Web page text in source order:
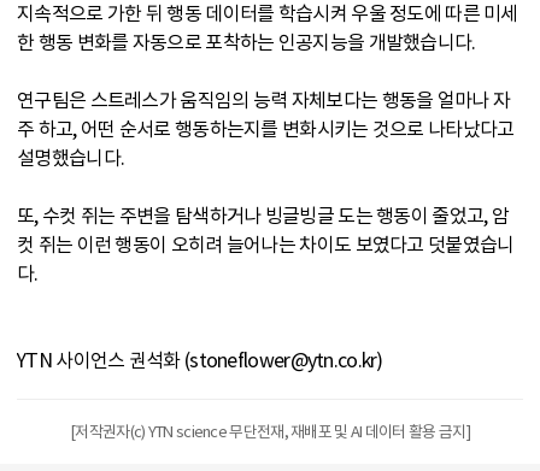
지속적으로 가한 뒤 행동 데이터를 학습시켜 우울 정도에 따른 미세
한 행동 변화를 자동으로 포착하는 인공지능을 개발했습니다.
연구팀은 스트레스가 움직임의 능력 자체보다는 행동을 얼마나 자
주 하고, 어떤 순서로 행동하는지를 변화시키는 것으로 나타났다고
설명했습니다.
또, 수컷 쥐는 주변을 탐색하거나 빙글빙글 도는 행동이 줄었고, 암
컷 쥐는 이런 행동이 오히려 늘어나는 차이도 보였다고 덧붙였습니
다.
YTN 사이언스 권석화 (stoneflower@ytn.co.kr)
[저작권자(c) YTN science 무단전재, 재배포 및 AI 데이터 활용 금지]